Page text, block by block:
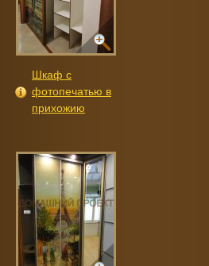
Шкаф с
фотопечатью в
прихожию